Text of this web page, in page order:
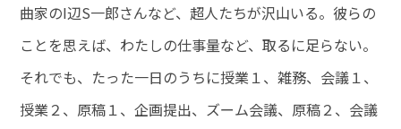
曲家のI辺S一郎さんなど、超人たちが沢山いる。彼らの
ことを思えば、わたしの仕事量など、取るに足らない。
それでも、たった一日のうちに授業１、雑務、会議１、
授業２、原稿１、企画提出、ズーム会議、原稿２、会議